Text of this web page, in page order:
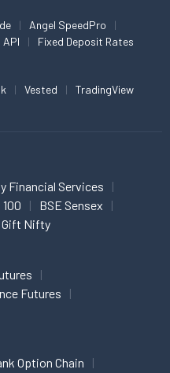
Angel SpeedPro
Fixed Deposit Rates
Vested TradingView
Financial Services
BSE Sensex
Gift Nifty
Futures
Option Chain